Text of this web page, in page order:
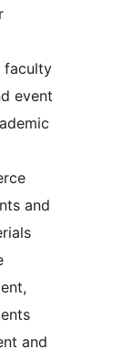
faculty
event
and
and